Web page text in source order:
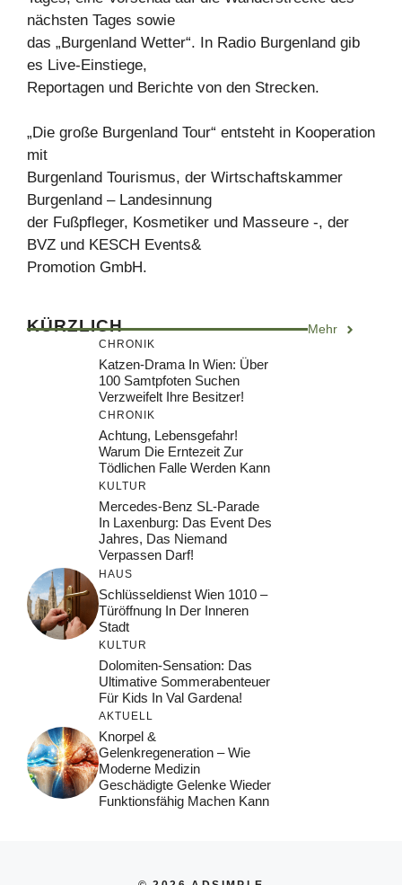
nächsten Tages sowie
das „Burgenland Wetter“. In Radio Burgenland gib
es Live-Einstiege,
Reportagen und Berichte von den Strecken.
„Die große Burgenland Tour“ entsteht in Kooperation
mit
Burgenland Tourismus, der Wirtschaftskammer
Burgenland – Landesinnung
der Fußpfleger, Kosmetiker und Masseure -, der
BVZ und KESCH Events&
Promotion GmbH.
KÜRZLICH Mehr
CHRONIK
Katzen-Drama In Wien: Über
100 Samtpfoten Suchen
Verzweifelt Ihre Besitzer!
CHRONIK
Achtung, Lebensgefahr!
Warum Die Erntezeit Zur
Tödlichen Falle Werden Kann
KULTUR
Mercedes-Benz SL-Parade
In Laxenburg: Das Event Des
Jahres, Das Niemand
Verpassen Darf!
HAUS
Schlüsseldienst Wien 1010 –
Türöffnung In Der Inneren
Stadt
KULTUR
Dolomiten-Sensation: Das
Ultimative Sommerabenteuer
Für Kids In Val Gardena!
AKTUELL
Knorpel &
Gelenkregeneration – Wie
Moderne Medizin
Geschädigte Gelenke Wieder
Funktionsfähig Machen Kann